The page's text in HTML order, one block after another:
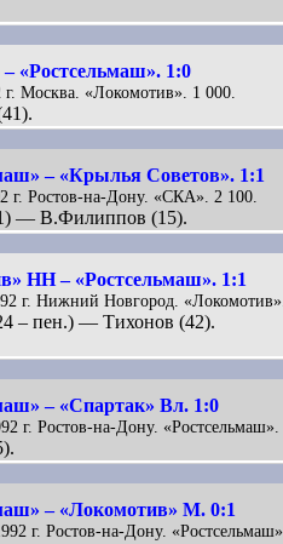
«Ростсельмаш». 1:0
Москва. «Локомотив». 1 000.
– «Крылья Советов». 1:1
г. Ростов-на-Дону. «СКА». 2 100.
— В.Филиппов (15).
НН – «Ростсельмаш». 1:1
г. Нижний Новгород.
– пен.) — Тихонов (42).
– «Спартак» Вл. 1:0
г. Ростов-на-Дону.
– «Локомотив» М. 0:1
г. Ростов-на-Дону.